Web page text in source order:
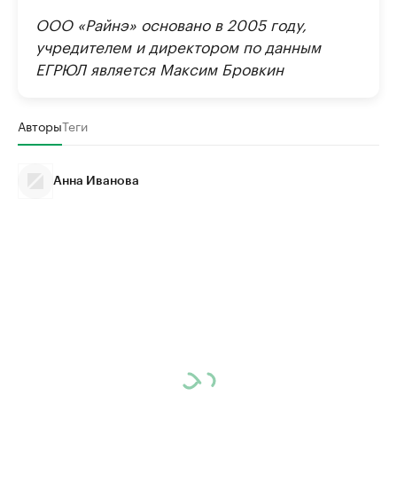
ООО «Райнэ» основано в 2005 году,
учредителем и директором по данным
ЕГРЮЛ является Максим Бровкин
АвторыТеги
Анна Иванова